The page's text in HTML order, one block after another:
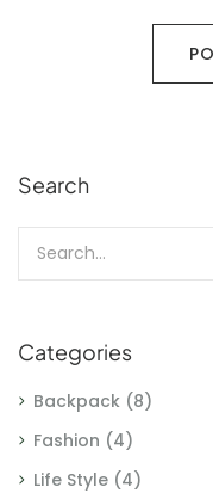
Search
Categories
Backpack (8)
Fashion (4)
Life Style (4)